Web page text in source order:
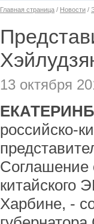
Главная страница / Новости /
13 октября
российско-
Соглашение
китайского
Харбине, -